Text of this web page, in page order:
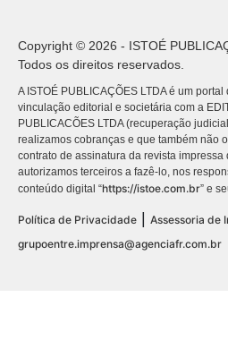
Copyright © 2026 - ISTOÉ
Todos os direitos reservados.
A ISTOÉ PUBLICAÇÕES LTDA é um
vinculação editorial e societária com a
PUBLICACÕES LTDA (recuperação
realizamos cobranças e que também não
contrato de assinatura da revista impressa
autorizamos terceiros a fazê-lo, nos
conteúdo digital “https://istoe.com.br” e
Política de Privacidade
Assessoria de
grupoentre.imprensa@agenciafr.com.br